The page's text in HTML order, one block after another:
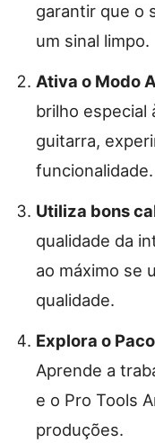
garantir que o
um sinal limpo.
Ativa o Modo
brilho especial
guitarra,
funcionalidade.
Utiliza bons
qualidade da
ao máximo se
qualidade.
Explora o
Aprende a
e o Pro Tools
produções.